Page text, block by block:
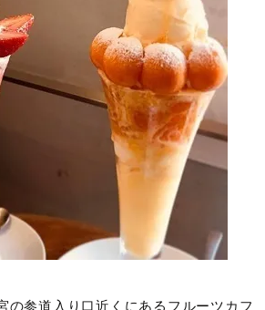
の参道入り口近くにあるフルーツカフ